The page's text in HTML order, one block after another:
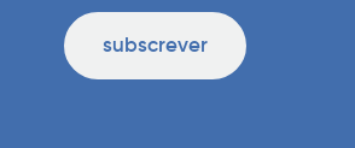
subscrever